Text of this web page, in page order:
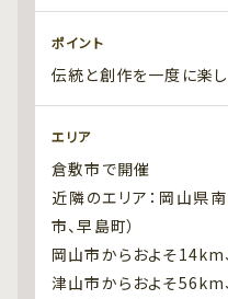
ポイント
伝統と創作を一度に楽し
エリア
倉敷市で開催
近隣のエリア：岡山県
市、早島町）
岡山市からおよそ14km
津山市からおよそ56km